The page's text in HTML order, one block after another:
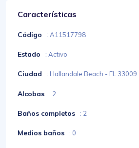
Características
Código : A11517798
Estado : Activo
Ciudad : Hallandale Beach - FL 33009
Alcobas : 2
Baños completos : 2
Medios baños : 0